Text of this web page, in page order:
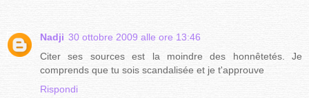
Nadji 30 ottobre 2009 alle ore 13:46
Citer ses sources est la moindre des honnêtetés. Je
comprends que tu sois scandalisée et je t'approuve
Rispondi